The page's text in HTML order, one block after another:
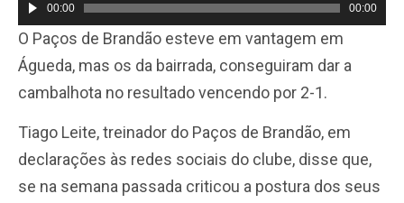
Reprodutor
de
áudio
00:00 00:00
O Paços de Brandão esteve em vantagem em
Águeda, mas os da bairrada, conseguiram dar a
cambalhota no resultado vencendo por 2-1.
Tiago Leite, treinador do Paços de Brandão, em
declarações às redes sociais do clube, disse que,
se na semana passada criticou a postura dos seus